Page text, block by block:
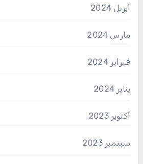
أبريل 2024
مارس 2024
فبراير 2024
يناير 2024
أكتوبر 2023
سبتمبر 2023